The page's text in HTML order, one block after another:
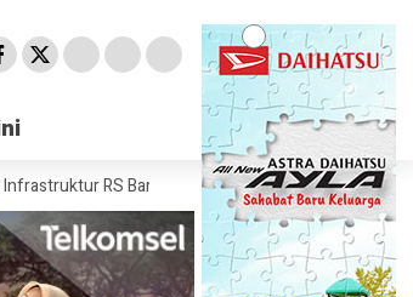
Bandar Negara Husada Kemenag Bandar